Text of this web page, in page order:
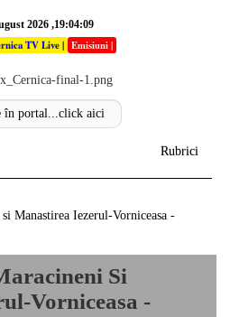
2026 ,19:04:09
TV Live | Emisiuni |
Rubrici
Stiri
Sectiuni
Si
Vorniceasa -